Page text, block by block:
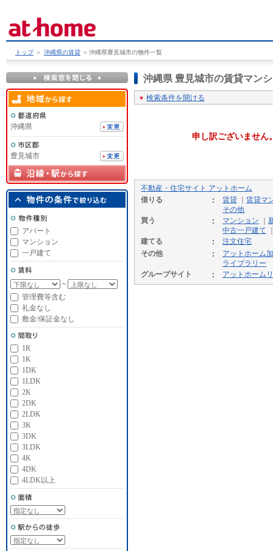
トップ ＞ 沖縄県の賃貸 ＞ 沖縄県豊見城市の物件一覧
沖縄県 豊見城市の賃貸マン
検索条件を開ける
申し訳ございません
不動産・住宅サイト アットホーム
借りる
賃貸
賃貸マ
その他
買う
マンション
中古一戸建て
建てる
注文住宅
その他
アットホーム
ライブラリー
グループサイト
アットホーム
沖縄県
豊見城市
アパート
マンション
一戸建て
～
管理費等含む
礼金なし
敷金/保証金なし
1R
1K
1DK
1LDK
2K
2DK
2LDK
3K
3DK
3LDK
4K
4DK
4LDK以上